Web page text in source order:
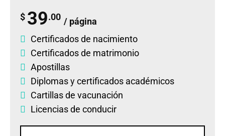
$ 39.00 / página
Certificados de nacimiento
Certificados de matrimonio
Apostillas
Diplomasycertificados académicos
Cartillas de vacunación
Licencias de conducir